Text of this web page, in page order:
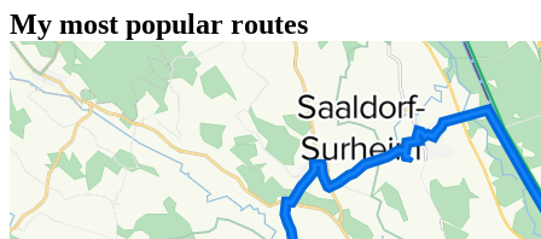
My most popular routes